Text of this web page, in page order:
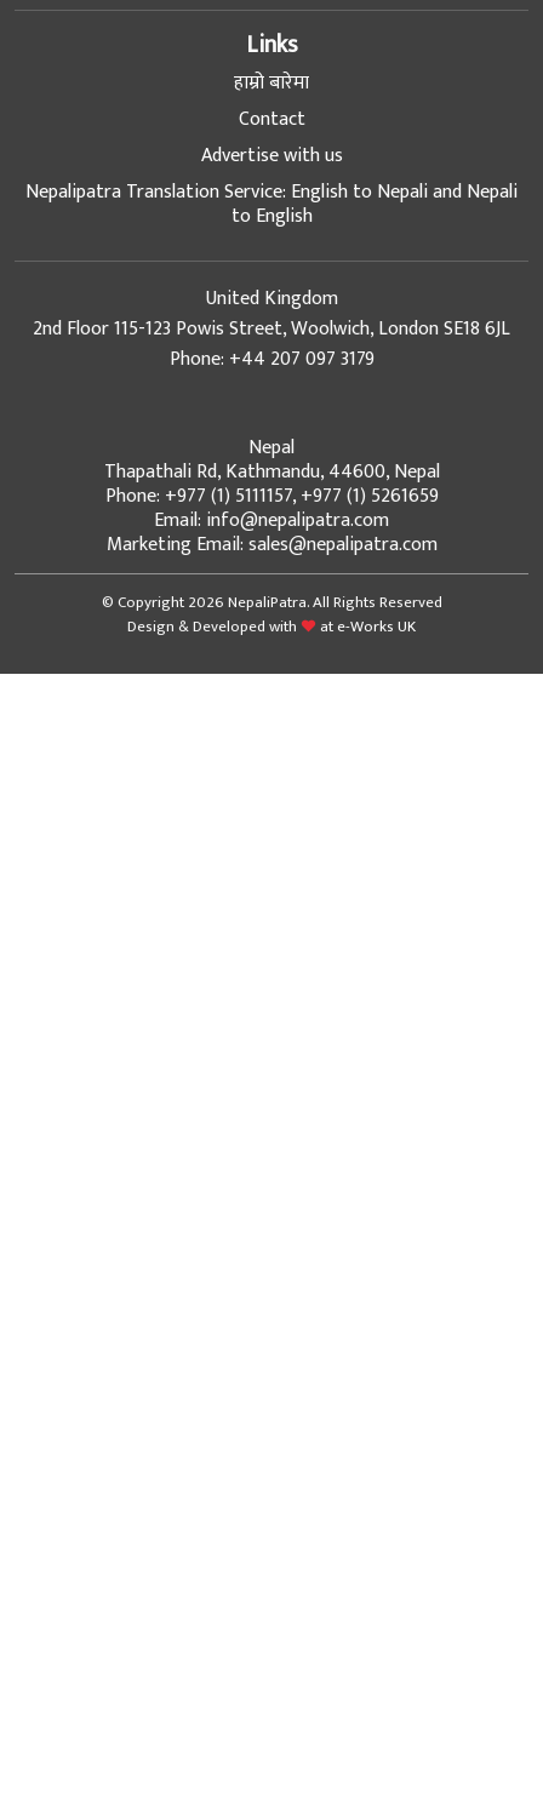
Links
हाम्रो बारेमा
Contact
Advertise with us
Nepalipatra Translation Service: English to Nepali and Nepali
to English
United Kingdom
2nd Floor 115-123 Powis Street, Woolwich, London SE18 6JL
Phone: +44 207 097 3179
Nepal
Thapathali Rd, Kathmandu, 44600, Nepal
Phone: +977 (1) 5111157, +977 (1) 5261659
Email: info@nepalipatra.com
Marketing Email: sales@nepalipatra.com
© Copyright 2026 NepaliPatra. All Rights Reserved
Design & Developed with
ate-Works UK